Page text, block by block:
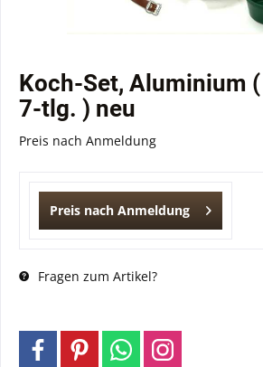
Koch-Set, Aluminium
7-tlg. ) neu
Preis nach Anmeldung
Preis nach Anmeldung
Fragen zum Artikel?